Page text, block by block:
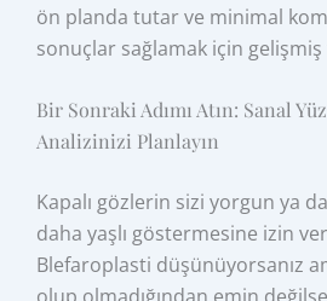
ön planda tutar ve minimal
sonuçlar sağlamak için gelişmiş
Bir Sonraki Adımı Atın: Sanal
Analizinizi Planlayın
Kapalı gözlerin sizi yorgun ya
daha yaşlı göstermesine izin
Blefaroplasti düşünüyorsanız